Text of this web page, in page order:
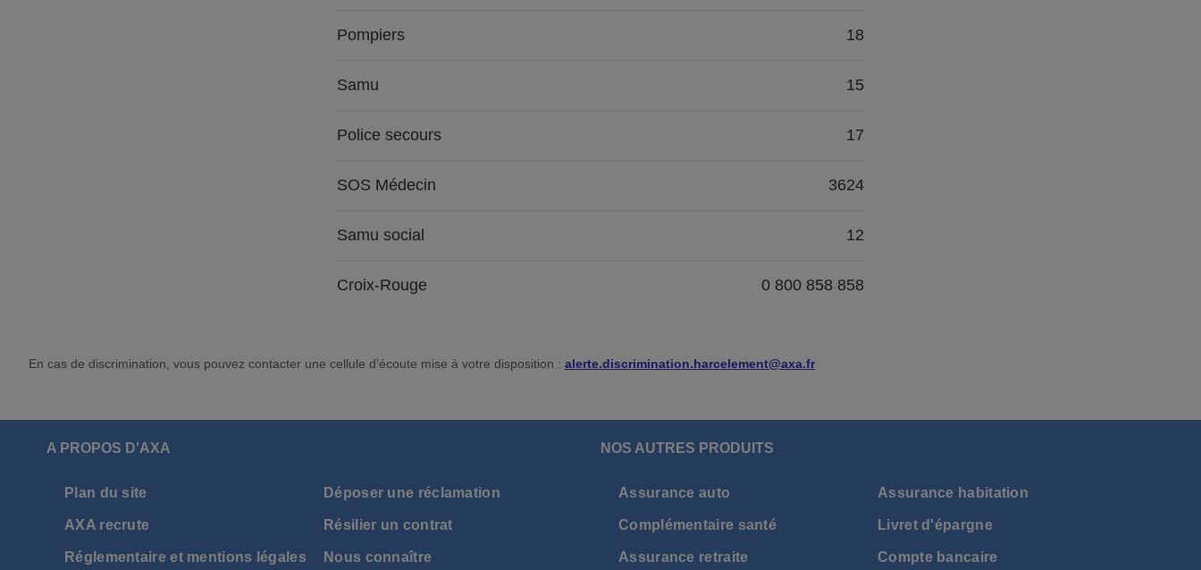
Pompiers 18
Samu 15
Police secours 17
SOS Médecin 3624
Samu social 12
Croix-Rouge 0 800 858 858
En cas de discrimination, vous pouvez contacter une cellule d’écoute mise à votre disposition : alerte.discrimination.harcelement@axa.fr
A PROPOS D'AXA
Plan du site Déposer une réclamation
AXA recrute Résilier un contrat
Réglementaire et mentions légales Nous connaître
NOS AUTRES PRODUITS
Assurance auto Assurance habitation
Complémentaire santé Livret d'épargne
Assurance retraite Compte bancaire